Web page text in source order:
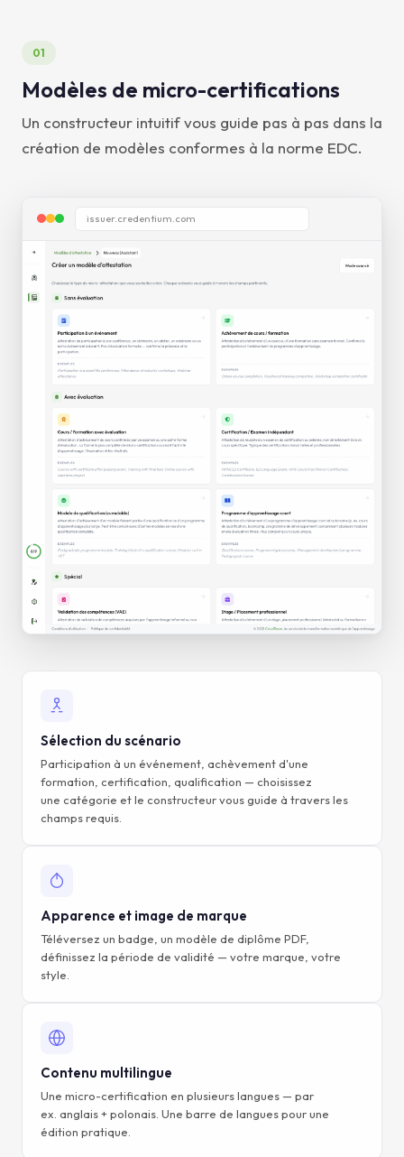
01
Modèles de micro-certifications
Un constructeur intuitif vous guide pas à pas dans la
création de modèles conformes à la norme EDC.
issuer.credentium.com
Sélection du scénario
Participation à un événement, achèvement d'une
formation, certification, qualification — choisissez
une catégorie et le constructeur vous guide à travers les
champs requis.
Apparence et image de marque
Téléversez un badge, un modèle de diplôme PDF,
définissez la période de validité — votre marque, votre
style.
Contenu multilingue
Une micro-certification en plusieurs langues — par
ex. anglais + polonais. Une barre de langues pour une
édition pratique.